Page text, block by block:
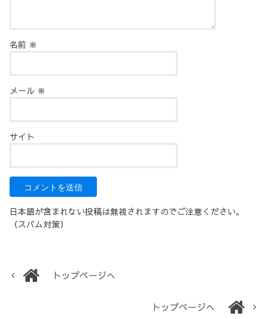
名前 ※
メール ※
サイト
日本語が含まれない投稿は無視されますのでご注意ください。
（スパム対策）
トップページへ
トップページへ